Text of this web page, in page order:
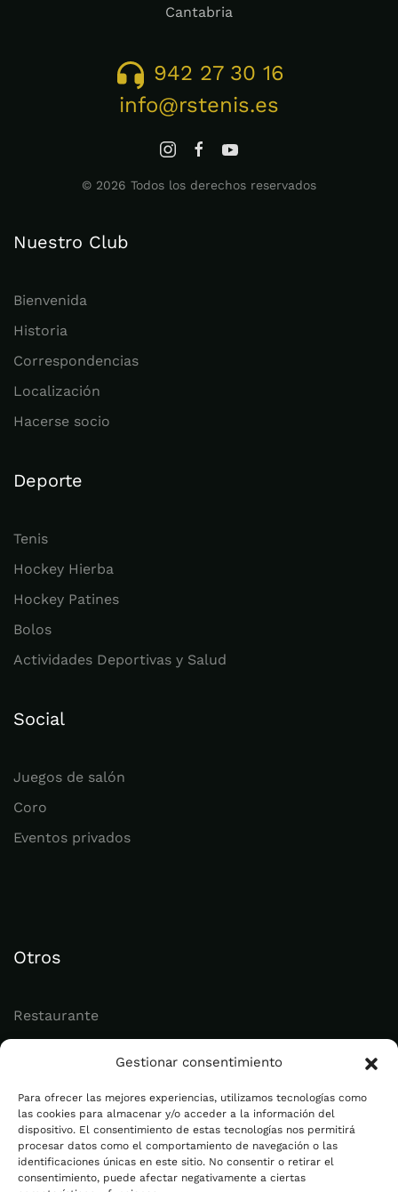
Gestionar consentimiento
Para ofrecer las mejores experiencias, utilizamos tecnologías como
las cookies para almacenar y/o acceder a la información del
dispositivo. El consentimiento de estas tecnologías nos permitirá
procesar datos como el comportamiento de navegación o las
identificaciones únicas en este sitio. No consentir o retirar el
consentimiento, puede afectar negativamente a ciertas
Cantabria
942 27 30 16
info@rstenis.es
© 2026 Todos los derechos reservados
Nuestro Club
Bienvenida
Historia
Correspondencias
Localización
Hacerse socio
Deporte
Tenis
Hockey Hierba
Hockey Patines
Bolos
Actividades Deportivas y Salud
Social
Juegos de salón
Coro
Eventos privados
Otros
Restaurante
Legal